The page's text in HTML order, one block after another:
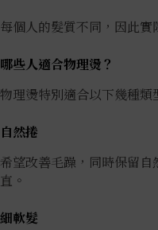
每個人的髮質不同，因此實
哪些人適合物理燙？
物理燙特別適合以下幾種類
自然捲
希望改善毛躁，同時保留
直。
細軟髮